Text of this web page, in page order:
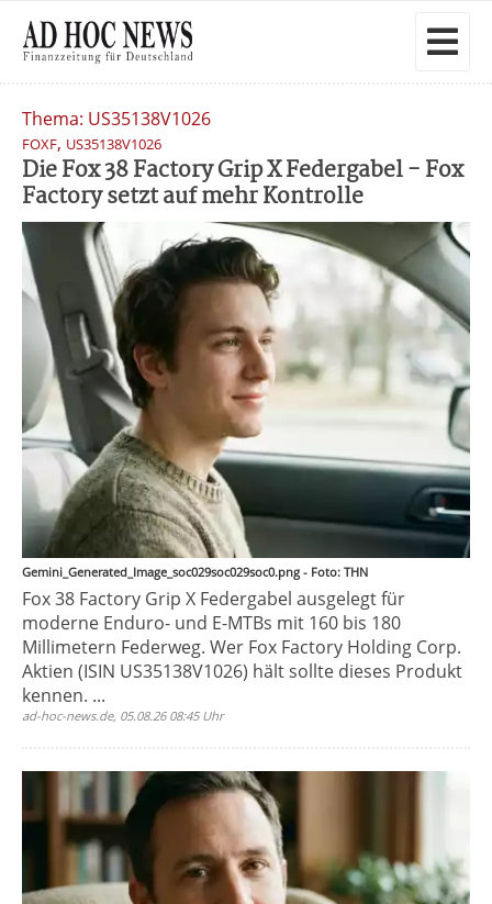
Thema: US35138V1026
FOXF, US35138V1026
Die Fox 38 Factory Grip X Federgabel - Fox
Factory setzt auf mehr Kontrolle
Gemini_Generated_Image_soc029soc029soc0.png - Foto: THN
Fox 38 Factory Grip X Federgabel ausgelegt für
moderne Enduro- und E-MTBs mit 160 bis 180
Millimetern Federweg. Wer Fox Factory Holding Corp.
Aktien (ISIN US35138V1026) hält sollte dieses Produkt
kennen. ...
ad-hoc-news.de, 05.08.26 08:45 Uhr